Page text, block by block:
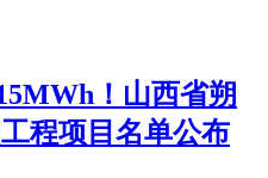
！山西省朔
程项目名单公布